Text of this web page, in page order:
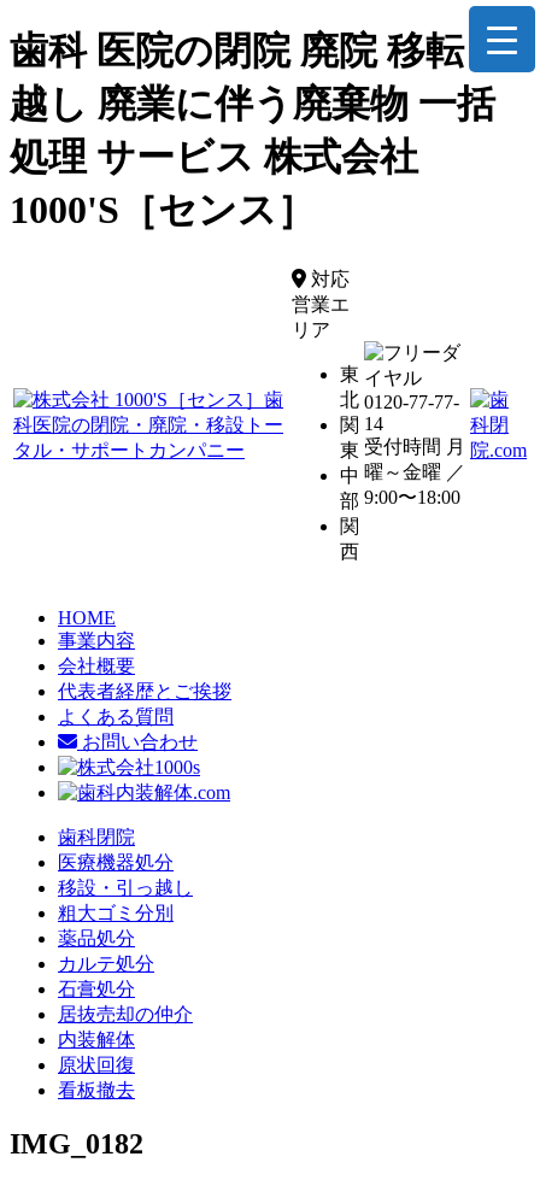
歯科 医院の閉院 廃院 移転 引
越し 廃業に伴う廃棄物 一括
処理 サービス 株式会社
1000'S［センス］
対応
営業エ
リア
東
北
関
東
中
部
関
西
0120-77-77-
14
受付時間 月
曜～金曜 ／
9:00〜18:00
HOME
事業内容
会社概要
代表者経歴とご挨拶
よくある質問
お問い合わせ
歯科閉院
医療機器処分
移設・引っ越し
粗大ゴミ分別
薬品処分
カルテ処分
石膏処分
居抜売却の仲介
内装解体
原状回復
看板撤去
IMG_0182